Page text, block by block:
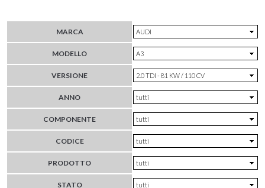
MARCA
MODELLO
VERSIONE
ANNO
COMPONENTE
CODICE
PRODOTTO
STATO